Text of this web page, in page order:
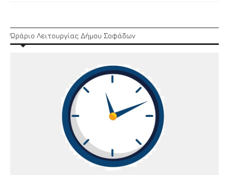
Ώράριο Λειτουργίας Δήμου Σοφάδων